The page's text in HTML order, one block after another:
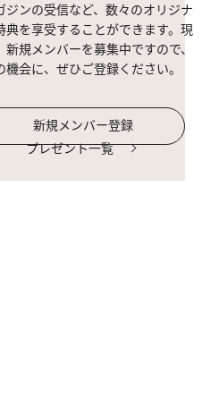
ジンの受信など、数々のオリジナ
典を享受することができます。現
新規メンバーを募集中ですので、
機会に、ぜひご登録ください。
新規メンバー登録
プレゼント一覧